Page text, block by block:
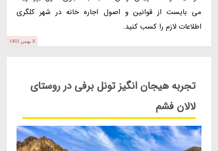
می­ بایست از قوانین و اصول اجاره خانه در شهر کلگری
اطلاعات لازم را کسب کنید.
8 بهمن 1403
تجربه هیجان انگیز تونل برفی در روستای
لالان فشم